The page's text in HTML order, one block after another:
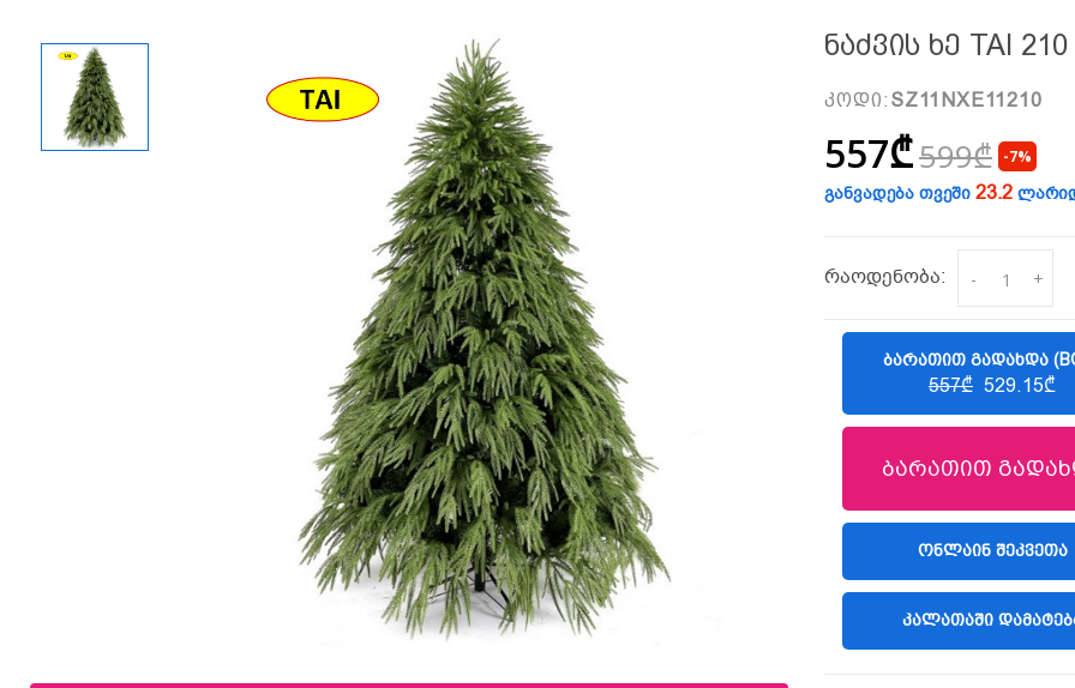
Ნაძვის Ხე TAI
კოდი: SZ11NXE11210
557₾599₾ -7%
განვადება თვეში 23.2
რაოდენობა: - +
ᲑᲐᲠᲐᲗᲘᲗ ᲒᲐᲓᲐᲮᲓᲐ
557₾ 529.15₾
ბარათით
(LIBERTY)
ᲝᲜᲚᲐᲘᲜ ᲨᲔᲙᲕᲔᲗᲐ
ᲙᲐᲚᲐᲗᲐᲨᲘ